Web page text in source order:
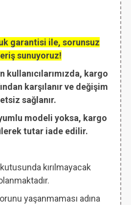
garantisi ile, sorunsuz
sunuyoruz!
kullanıcılarımızda, kargo
karşılanır ve değişim
sağlanır.
modeli yoksa, kargo
tutar iade edilir.
kırılmayacak
yaşanmaması adına